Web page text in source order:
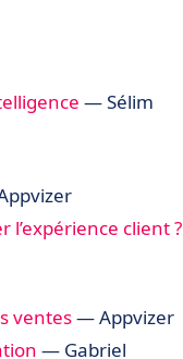
— Sélim
l’expérience client ?
ventes— Appvizer
— Gabriel